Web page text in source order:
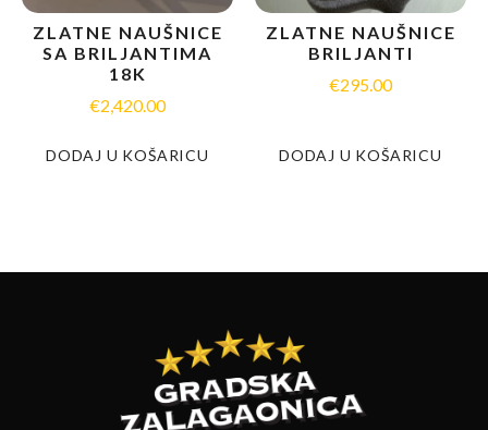
ZLATNE NAUŠNICE
SA BRILJANTIMA
18K
€2,420.00
DODAJ U KOŠARICU
ZLATNE NAUŠNICE
BRILJANTI
€295.00
DODAJ U KOŠARICU